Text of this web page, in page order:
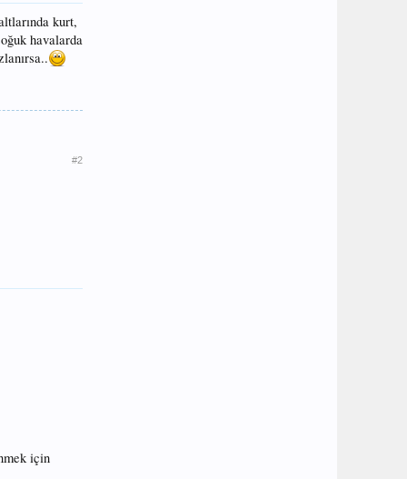
kurt,
havalarda
#2
için